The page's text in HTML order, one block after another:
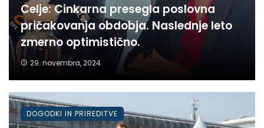
Celje: Cinkarna presegla poslovna
pričakovanja obdobja. Naslednje leto
zmerno optimistično.
29. novembra, 2024
DOGODKI IN PRIREDITVE